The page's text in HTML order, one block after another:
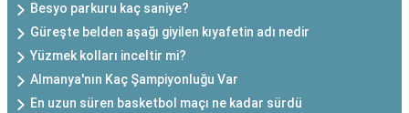
Besyo parkuru kaç saniye?
Güreşte belden aşağı giyilen kıyafetin adı nedir
Yüzmek kolları inceltir mi?
Almanya'nın Kaç Şampiyonluğu Var
En uzun süren basketbol maçı ne kadar sürdü